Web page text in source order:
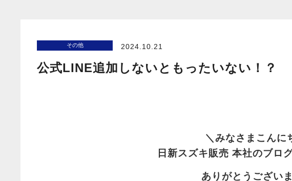
その他 2024.10.21
公式LINE追加しないともったいない！？
＼みなさまこんに
日新スズキ販売 本社のブロ
ありがとうござい